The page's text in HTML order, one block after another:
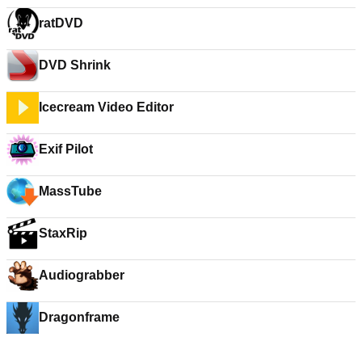
ratDVD
DVD Shrink
Icecream Video Editor
Exif Pilot
MassTube
StaxRip
Audiograbber
Dragonframe